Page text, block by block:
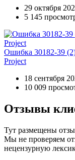
29 октября
5 145
Ошибка 30182-39
Project
18 сентября
10 009
Отзывы
Тут размещены
Мы не проверяем
нецензурную